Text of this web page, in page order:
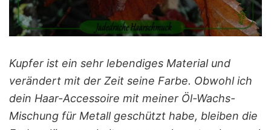
Kupfer ist ein sehr lebendiges Material und
verändert mit der Zeit seine Farbe. Obwohl ich
dein Haar-Accessoire mit meiner Öl-Wachs-
Mischung für Metall geschützt habe, bleiben die